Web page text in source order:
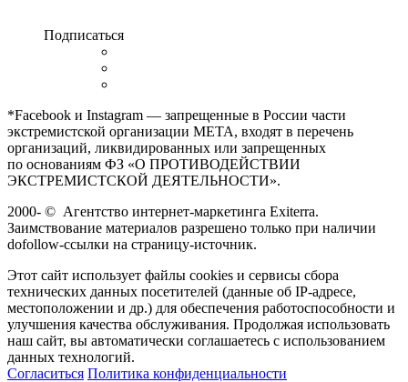
Подписаться
*Facebook и Instagram — запрещенные в России части
экстремистской организации META, входят в перечень
организаций, ликвидированных или запрещенных
по основаниям ФЗ «О ПРОТИВОДЕЙСТВИИ
ЭКСТРЕМИСТСКОЙ ДЕЯТЕЛЬНОСТИ».
2000- © Агентство интернет-маркетинга Exiterra.
Заимствование материалов разрешено только при наличии
dofollow-ссылки на страницу-источник.
Этот сайт использует файлы cookies и сервисы сбора
технических данных посетителей (данные об IP-адресе,
местоположении и др.) для обеспечения работоспособности и
улучшения качества обслуживания. Продолжая использовать
наш сайт, вы автоматически соглашаетесь с использованием
данных технологий.
Согласиться Политика конфиденциальности